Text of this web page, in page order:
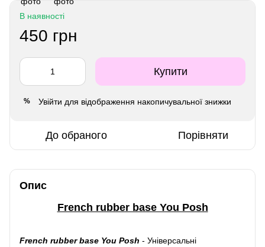
В наявності
450 грн
Купити
% Увійти для відображення накопичувальної знижки
До обраного Порівняти
Опис
French rubber base You Posh
French rubber base You Posh - Універсальні